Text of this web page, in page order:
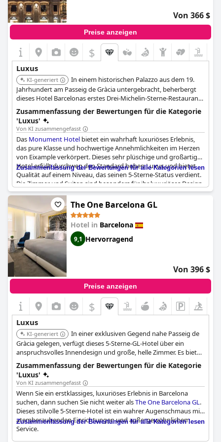
Von 366 $
Preise anzeigen
$
Luxus
KI-generiert
In einem historischen Palazzo aus dem 19.
Jahrhundert am Passeig de Gràcia untergebracht, beherbergt
dieses Hotel Barcelonas erstes Drei-Michelin-Sterne-Restaurant.
Es bietet stilvolle Gästezimmer und Suiten mit luxuriöser
Ausstattung, einen Tauchbecken auf dem Dach und ein Spa.
Zusammenfassung der Bewertungen für die Kategorie
'Luxus'
Von KI zusammengefasst
Das Monument Hotel bietet ein wahrhaft luxuriöses Erlebnis,
das pure Klasse und hochwertige Annehmlichkeiten im Herzen
von Eixample verkörpert. Dieses sehr plüschige und großartige
Hotel erfüllt durchweg den Standard hohen Luxus und bietet
Qualität auf einem Niveau, das seinen 5-Sterne-Status verdient.
Die Zimmer und Suiten sind besonders für ihr luxuriöses Design
und ihre hervorragende Ausstattung bekannt, die einen
komfortablen Aufenthalt gewährleisten.
Die Atmosphäre im Hotel ist ideal für Paare, die einen
entspannenden Rückzugsort in luxuriöser Umgebung suchen,
mit Merkmalen, die zu einer großartigen Atmosphäre beitragen.
Das hervorragende Design und die erstklassigen Angebote des
Hotels spiegeln sich in all seinen Dienstleistungen wider und
verbessern das Gesamterlebnis des Aufenthalts.
DasMonument Hotelgilt weithin als eines der besten Hotels
und wird oft als Hotel der Extraklasse bezeichnet. Gäste, die
Wert auf Luxus legen, werden in wahren Luxus eintauchen und
jeden Aspekt ihres Aufenthalts genießen, von der
entspannenden Zeit, die es bietet, bis hin zum
außergewöhnlichen Serviceniveau.
Zusammenfassung der Bewertungen für alle Kategorien lesen
The One Barcelona GL
Hotel in Barcelona
9,1 Hervorragend
Von 396 $
Preise anzeigen
$
Luxus
KI-generiert
In einer exklusiven Gegend nahe Passeig de
Gràcia gelegen, verfügt dieses 5-Sterne-GL-Hotel über ein
anspruchsvolles Innendesign und große, helle Zimmer. Es bietet
ein Spa, einen Tauchbecken auf dem Dach und eine Bar mit
Panoramablick auf die Stadt.
Zusammenfassung der Bewertungen für die Kategorie
'Luxus'
Von KI zusammengefasst
Wenn Sie ein erstklassiges, luxuriöses Erlebnis in Barcelona
suchen, dann suchen Sie nicht weiter alsThe One Barcelona GL.
Dieses stilvolle 5-Sterne-Hotel ist ein wahrer Augenschmaus mit
atemberaubenden Einrichtungen und außergewöhnlichem
Service.
Zusammenfassung der Bewertungen für alle Kategorien lesen